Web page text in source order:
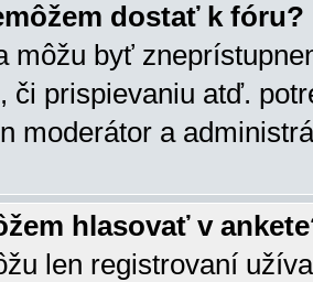
dostať k fóru?
môžu byť
či prispievaniu atď.
moderátor a
hlasovať v
len registrovaní